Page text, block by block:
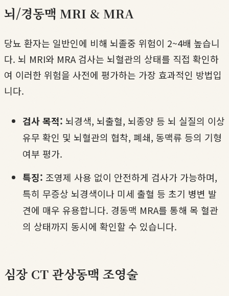
뇌/경동맥 MRI & MRA
당뇨 환자는 일반인에 비해 뇌졸중 위험이 2~4배 높습니
다. 뇌 MRI와 MRA 검사는 뇌혈관의 상태를 직접 확인하
여 이러한 위험을 사전에 평가하는 가장 효과적인 방법입
니다.
검사 목적: 뇌경색, 뇌출혈, 뇌종양 등 뇌 실질의 이상
유무 확인 및 뇌혈관의 협착, 폐쇄, 동맥류 등의 기형
여부 평가.
특징: 조영제 사용 없이 안전하게 검사가 가능하며,
특히 무증상 뇌경색이나 미세 출혈 등 초기 병변 발
견에 매우 유용합니다. 경동맥 MRA를 통해 목 혈관
의 상태까지 동시에 확인할 수 있습니다.
심장 CT 관상동맥 조영술